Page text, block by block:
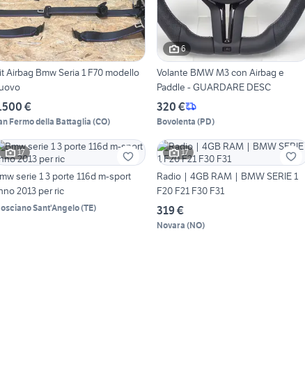
Airbag Bmw Seria 1 F70 modello
€
Fermo della Battaglia (CO)
6
Volante BMW M3 con Airbag e
Paddle - GUARDARE DESC
320 €
Bovolenta (PD)
17
serie 1 3 porte 116d m-sport
2013 per ric
Sant'Angelo(TE)
17
Radio | 4GB RAM | BMW SERIE 1
F20 F21 F30 F31
319 €
Novara (NO)